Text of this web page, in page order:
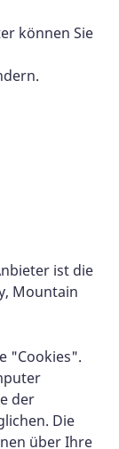
können Sie
ist die
Mountain
"Cookies".
der
Die
über Ihre